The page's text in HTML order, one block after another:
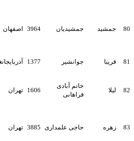
جمشیدیان 3964 اصفهان اصفهان
جوانشیر 1377 آذربایجانغربی ارومیه
فراهانی
1606 تهران تهران
حاجی علمداری 3885 تهران تهران